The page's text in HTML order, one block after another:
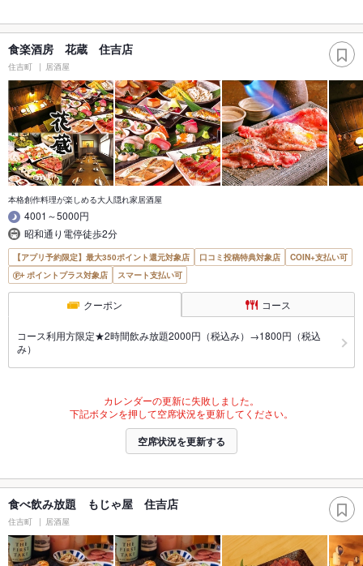
食楽酒房 花蔵 住吉店
住吉町 居酒屋
本格創作料理が楽しめる大人隠れ家居酒屋
4001～5000円
昭和通り電停徒歩2分
【アプリ予約限定】最大350ポイント還元対象店 口コミ投稿特典対象店
COIN+支払い可
ポイントプラス対象店
スマート支払い可
クーポン コース
コース利用方限定★2時間飲み放題2000円（税込み）→1800円（税込
み）
カレンダーの更新に失敗しました。
下記ボタンを押して空席状況を更新してください。
空席状況を更新する
食べ飲み放題 もじゃ屋 住吉店
住吉町 居酒屋